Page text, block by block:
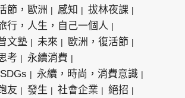
節，歐洲 感知
拔林夜課
行，人生，自己一個人
文塾 未來
歐洲，復活節
考
永續消費
永續，時尚，消費意識
友 發生 社會企業
絕招